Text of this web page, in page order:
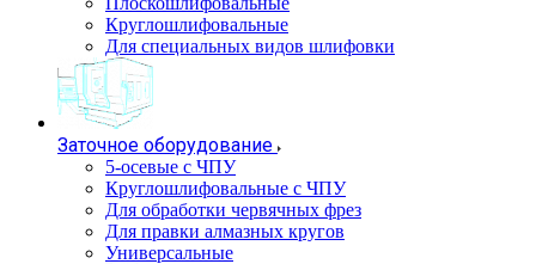
Круглошлифовальные
Для специальных видов шлифовки
Заточное оборудование
5-осевые с ЧПУ
Круглошлифовальные с ЧПУ
Для обработки червячных фрез
Для правки алмазных кругов
Универсальные